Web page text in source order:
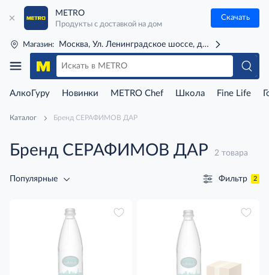
METRO
Продукты с доставкой на дом
Скачать
Магазин: Москва, Ул. Ленинградское шоссе, д. 71Г (м. Речной
АлкоГуру Новинки METRO Chef Школа Fine Life
Каталог Бренд СЕРАФИМОВ ДАР
Бренд СЕРАФИМОВ ДАР 2 товара
Популярные Фильтр 2